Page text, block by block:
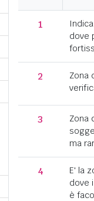
1
dove
2
Zona
3
Zona
ma
4
E' la
dove
è